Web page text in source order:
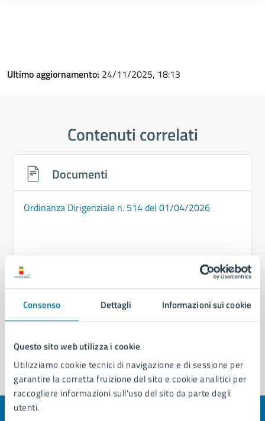
Consenso Dettagli Informazioni sui cookie
Questo sito web utilizza i cookie
Utilizziamo cookie tecnici di navigazione e di sessione per
garantire la corretta fruizione del sito e cookie analitici per
raccogliere informazioni sull'uso del sito da parte degli
utenti.
Ultimo aggiornamento: 24/11/2025, 18:13
Contenuti correlati
Documenti
Ordinanza Dirigenziale n. 514 del 01/04/2026